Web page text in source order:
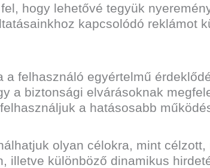
hogy lehetővé tegyük
kapcsolódó reklámot
felhasználó egyértelmű
a biztonsági elvárásoknak
a hatásosabb
olyan célokra, mint
különböző dinamikus